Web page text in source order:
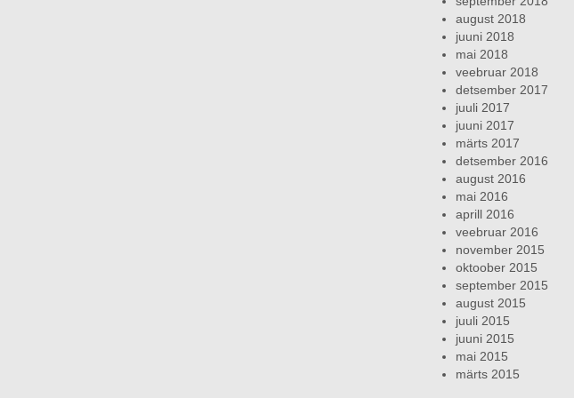
august 2018
juuni 2018
mai 2018
veebruar 2018
detsember 2017
juuli 2017
juuni 2017
märts 2017
detsember 2016
august 2016
mai 2016
aprill 2016
veebruar 2016
november 2015
oktoober 2015
september 2015
august 2015
juuli 2015
juuni 2015
mai 2015
märts 2015